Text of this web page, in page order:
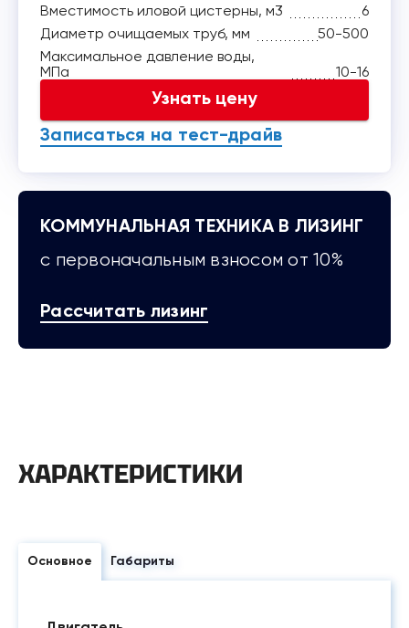
Вместимость иловой цистерны, м3
6
Диаметр очищаемых труб, мм
50-500
Максимальное давление воды,
МПа
10-16
Узнать цену
Записаться на тест-драйв
КОММУНАЛЬНАЯ ТЕХНИКА В ЛИЗИНГ
с первоначальным взносом от 10%
Рассчитать лизинг
ХАРАКТЕРИСТИКИ
Основное Габариты